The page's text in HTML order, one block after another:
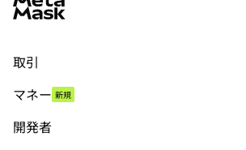
取引
パーペチュアル
マネー 新規
開発者